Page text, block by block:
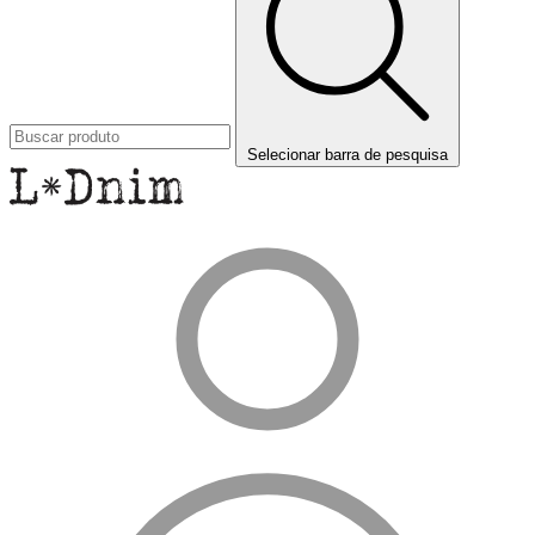
Selecionar barra de pesquisa